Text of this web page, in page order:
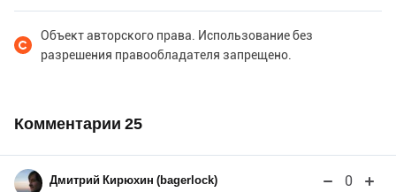
Объект авторского права. Использование без
разрешения правообладателя запрещено.
Комментарии 25
Дмитрий Кирюхин (bagerlock) 0